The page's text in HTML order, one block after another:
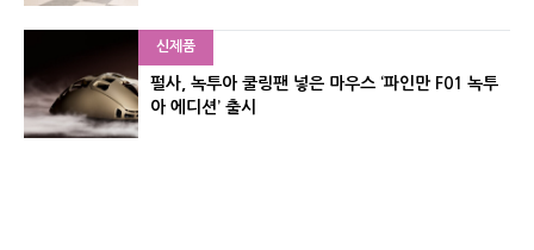
신제품
펄사, 녹투아 쿨링팬 넣은 마우스 ‘파인만 F01 녹투
아 에디션’ 출시